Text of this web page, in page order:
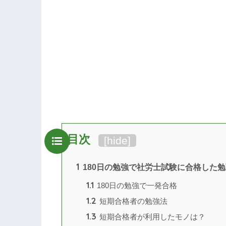
目次 [hide]
1 180日の勉強で社労士試験に合格した
1.1 180日の勉強で一発合格
1.2 短期合格者の勉強法
1.3 短期合格者が利用したモノは？